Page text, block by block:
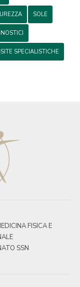
SOLE
SPECIALISTICHE
FISICA E
SSN